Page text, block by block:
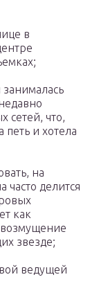
в
сетей, что,
и хотела
на
часто делится
как
звезде;
ведущей